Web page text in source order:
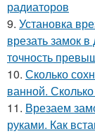
радиаторов
9. Установка
врезать замок
точность
10. Сколько
ванной.
11. Врезаем
руками. Как